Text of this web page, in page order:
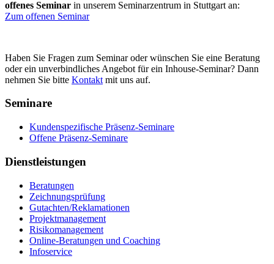
offenes Seminar in unserem Seminarzentrum in Stuttgart an:
Zum offenen Seminar
Haben Sie Fragen zum Seminar oder wünschen Sie eine Beratung
oder ein unverbindliches Angebot für ein Inhouse-Seminar? Dann
nehmen Sie bitte Kontakt mit uns auf.
Seminare
Kundenspezifische Präsenz-Seminare
Offene Präsenz-Seminare
Dienstleistungen
Beratungen
Zeichnungsprüfung
Gutachten/Reklamationen
Projektmanagement
Risikomanagement
Online-Beratungen und Coaching
Infoservice